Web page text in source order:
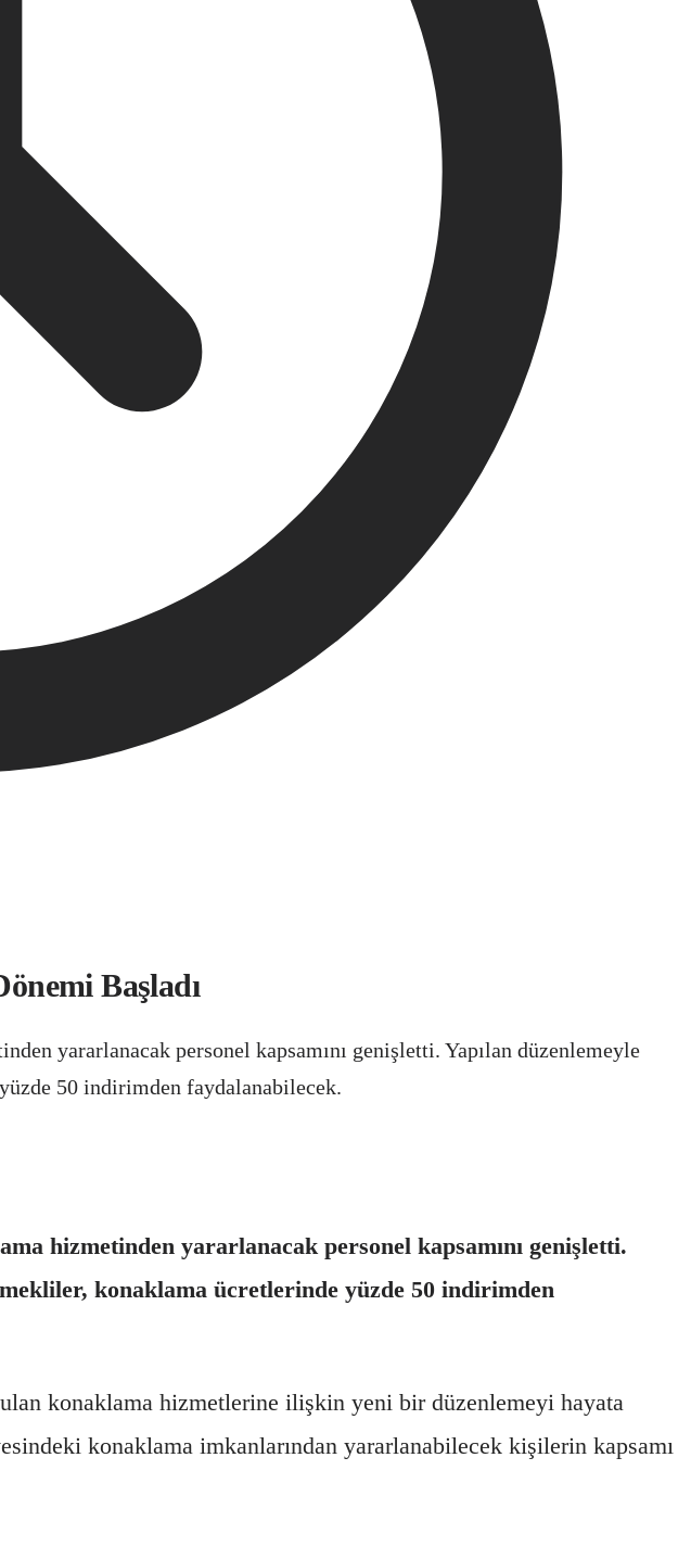
Başladı
yararlanacak personel kapsamını genişletti. Yapılan düzenlemeyle
50 indirimden faydalanabilecek.
hizmetinden yararlanacak personel kapsamını genişletti.
konaklama ücretlerinde yüzde 50 indirimden
konaklama hizmetlerine ilişkin yeni bir düzenlemeyi hayata
konaklama imkanlarından yararlanabilecek kişilerin kapsamı